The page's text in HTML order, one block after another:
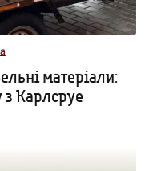
матеріали:
Карлсруе